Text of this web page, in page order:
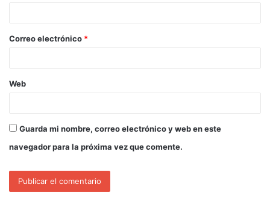
Correo electrónico *
Web
Guarda mi nombre, correo electrónico y web en este
navegador para la próxima vez que comente.